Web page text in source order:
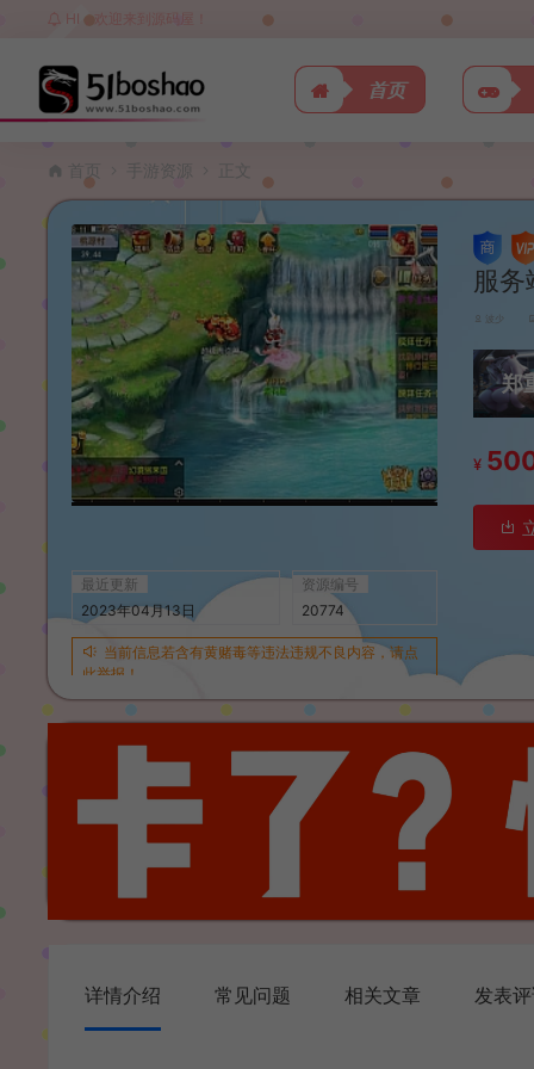
HI，欢迎来到源码屋！
首页
首页 手游资源 正文
最近更新
2023年04月13日
资源编号
20774
当前信息若含有黄赌毒等违法违规不良内容，请点
此举报！
服
波少
郑
¥
详情介绍 常见问题 相关文章 发表